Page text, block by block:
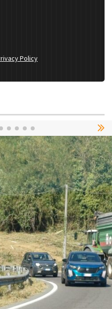
Policy